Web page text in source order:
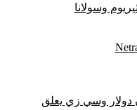
وسولانا
دولار وسي زي يعلق